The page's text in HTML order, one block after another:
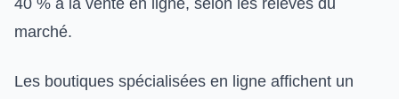
marché.
Les boutiques spécialisées en ligne affichent un